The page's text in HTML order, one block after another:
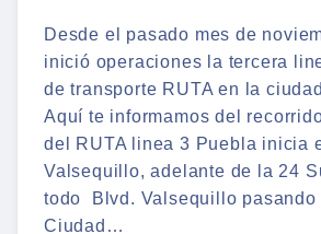
Desde el pasado mes de
inició operaciones la tercera
de transporte RUTA en la
Aquí te informamos del
del RUTA linea 3 Puebla inicia
Valsequillo, adelante de la 24
todo Blvd. Valsequillo pasando
Ciudad…